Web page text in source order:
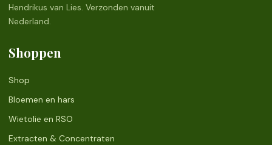
Hendrikus van Lies. Verzonden vanuit
Nederland.
Shoppen
Shop
Bloemen en hars
Wietolie en RSO
Extracten & Concentraten